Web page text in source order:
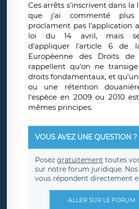
Ces arrêts s'inscrivent dans la
que j'ai commenté
proclament pas l'application
loi du 14 avril, mais se
d'appliquer l'article 6 de
Européenne des Droits de
rappellent qu'on ne
droits fondamentaux, et
ou une rétention
l'espèce en 2009 ou 2010
mêmes principes.
VOUS AVEZ UNE QUESTION ?
Posez gratuitement toutes
sur notre forum juridique. Nos
vous répondent directement
ALLER SUR LE FORUM